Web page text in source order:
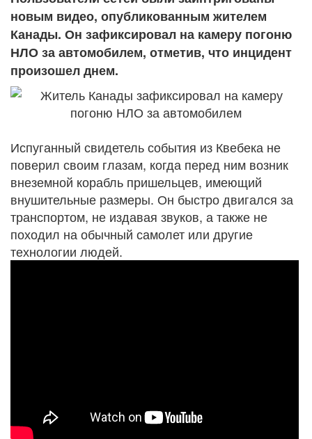
новым видео, опубликованным жителем
Канады. Он зафиксировал на камеру погоню
НЛО за автомобилем, отметив, что инцидент
произошел днем.
Испуганный свидетель события из Квебека не
поверил своим глазам, когда перед ним возник
внеземной корабль пришельцев, имеющий
внушительные размеры. Он быстро двигался за
транспортом, не издавая звуков, а также не
походил на обычный самолет или другие
технологии людей.